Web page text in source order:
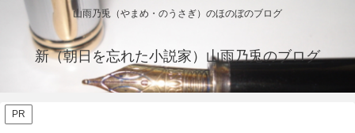
山雨乃兎（やまめ・のうさぎ）のほのぼのブログ
新（朝日を忘れた小説家）山雨乃兎のブログ
PR